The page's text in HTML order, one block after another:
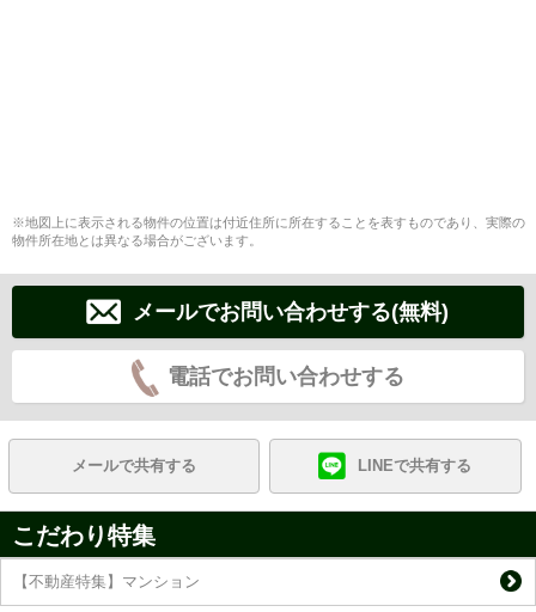
※地図上に表示される物件の位置は付近住所に所在することを表すものであり、実際の
物件所在地とは異なる場合がございます。
メールでお問い合わせする(無料)
電話でお問い合わせする
メールで共有する LINEで共有する
こだわり特集
【不動産特集】マンション